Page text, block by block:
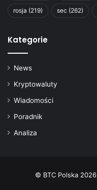
rosja (219) sec (262)
Kategorie
News
Kryptowaluty
Wiadomości
Poradnik
Analiza
© BTC Polska